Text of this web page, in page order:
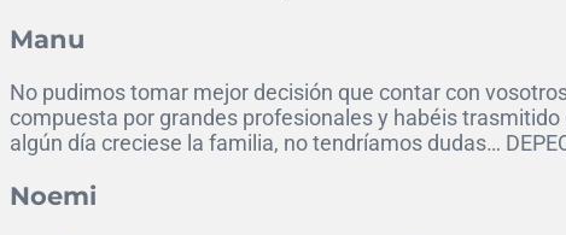
Manu
No pudimos tomar mejor decisión que contar con
compuesta por grandes profesionales y habéis
algún día creciese la familia, no tendríamos dudas…
Noemi